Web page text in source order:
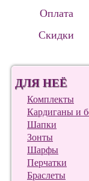
Оплата
Скидки
ДЛЯ НЕЁ
Комплекты
Кардиганы и
Шапки
Зонты
Шарфы
Перчатки
Браслеты